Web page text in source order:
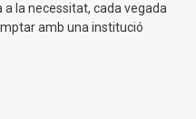
la necessitat, cada vegada
amb una institució